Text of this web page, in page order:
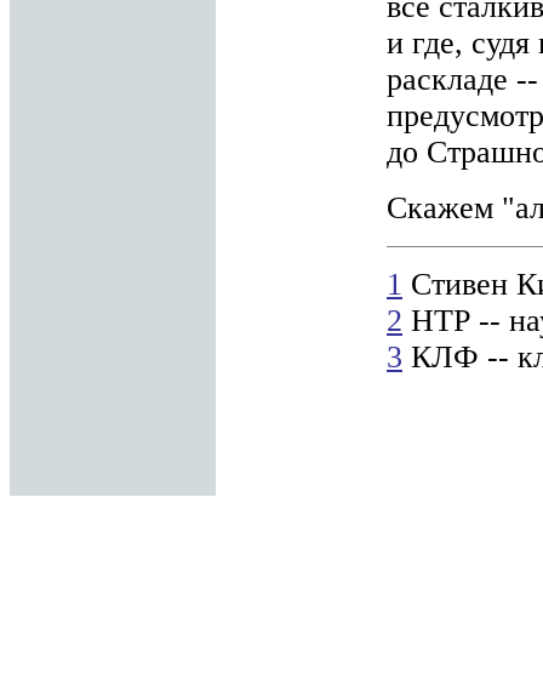
все
и где,
раскладе
до
Скажем
1 Стивен
2 НТР --
3 КЛФ --